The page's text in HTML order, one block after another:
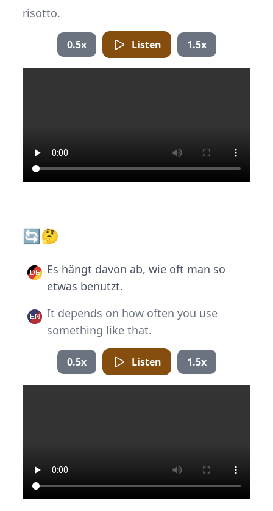
risotto.
0.5x Listen 1.5x
🔄🤔
Es hängt davon ab, wie oft man so
etwas benutzt.
It depends on how often you use
something like that.
0.5x Listen 1.5x